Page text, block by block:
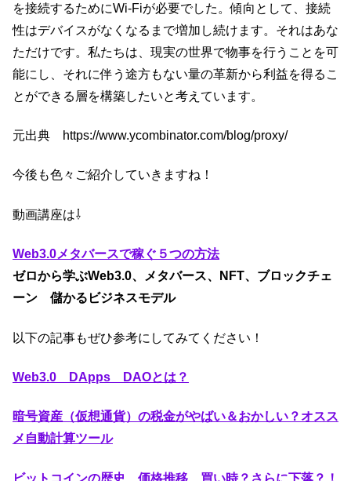
を接続するためにWi-Fiが必要でした。傾向として、接続
性はデバイスがなくなるまで増加し続けます。それはあな
ただけです。私たちは、現実の世界で物事を行うことを可
能にし、それに伴う途方もない量の革新から利益を得るこ
とができる層を構築したいと考えています。
元出典 https://www.ycombinator.com/blog/proxy/
今後も色々ご紹介していきますね！
動画講座は⇩
Web3.0メタバースで稼ぐ５つの方法
ゼロから学ぶWeb3.0、メタバース、NFT、ブロックチェ
ーン 儲かるビジネスモデル
以下の記事もぜひ参考にしてみてください！
Web3.0 DApps DAOとは？
暗号資産（仮想通貨）の税金がやばい＆おかしい？オスス
メ自動計算ツール
ビットコインの歴史、価格推移 買い時？さらに下落？！